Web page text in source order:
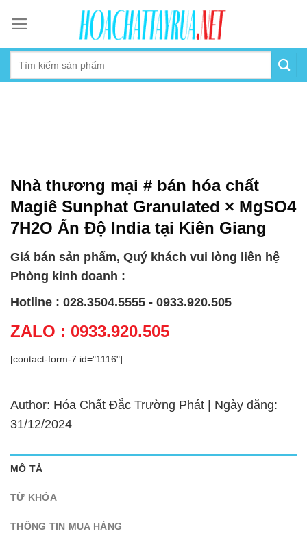
content
Nhà thương mại # bán hóa chất
Magiê Sunphat Granulated × MgSO4
7H2O Ấn Độ India tại Kiên Giang
Giá bán sản phẩm, Quý khách vui lòng liên hệ
Phòng kinh doanh :
Hotline : 028.3504.5555 - 0933.920.505
ZALO : 0933.920.505
[contact-form-7 id="1116"]
Author: Hóa Chất Đắc Trường Phát | Ngày đăng:
31/12/2024
MÔ TẢ
TỪ KHÓA
THÔNG TIN MUA HÀNG